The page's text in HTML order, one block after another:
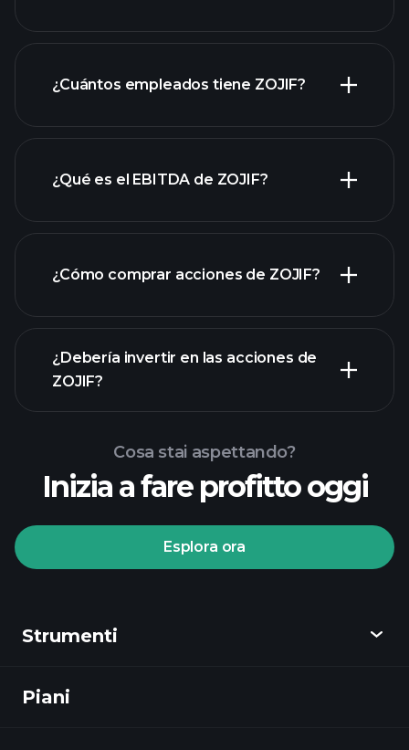
¿Cuántos empleados tiene ZOJIF?
¿Qué es el EBITDA de ZOJIF?
rapporti finanziari
¿Cómo comprar acciones de ZOJIF?
torneos Playtrade
bróker recomendado
¿Debería invertir en las acciones de
ZOJIF?
mercado impulsados por IA
Cosa stai aspettando?
Inizia a fare profitto oggi
Esplora ora
Strumenti
Scopri
Piani